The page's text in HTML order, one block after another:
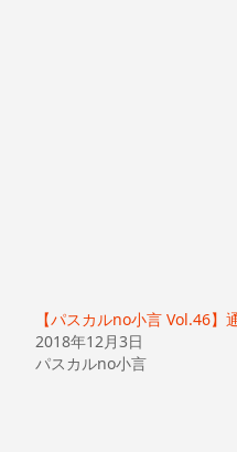
【パスカルno小言 Vol.46】
2018年12月3日
パスカルno小言